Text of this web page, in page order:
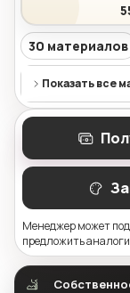
30 материалов
Показать все
Менеджер может
предложить